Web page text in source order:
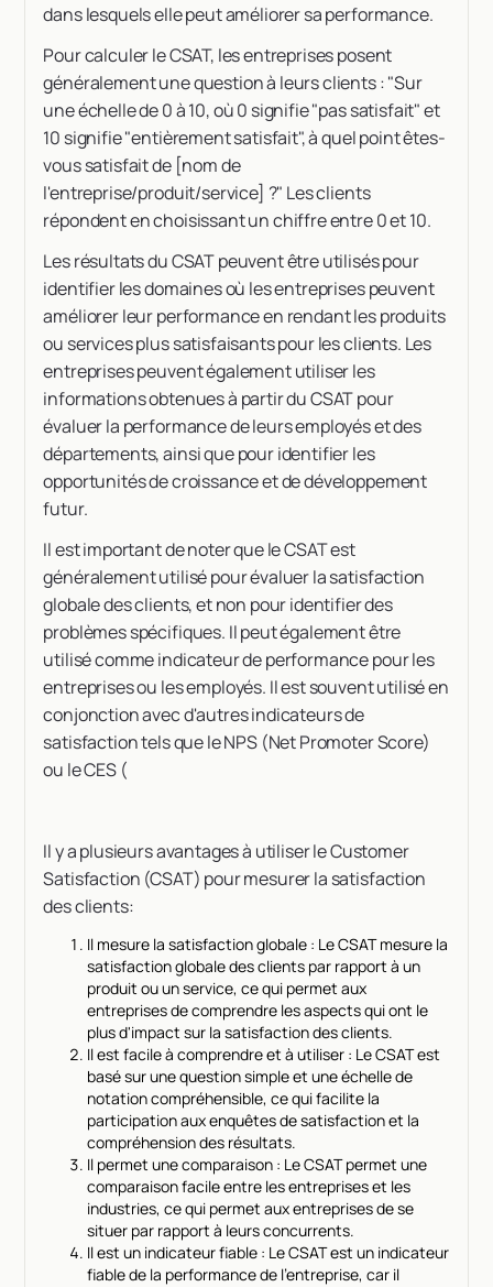
dans lesquels elle peut améliorer sa performance.
Pour calculer le CSAT, les entreprises posent
généralement une question à leurs clients : "Sur
une échelle de 0 à 10, où 0 signifie "pas satisfait" et
10 signifie "entièrement satisfait", à quel point êtes-
vous satisfait de [nom de
l'entreprise/produit/service] ?" Les clients
répondent en choisissant un chiffre entre 0 et 10.
Les résultats du CSAT peuvent être utilisés pour
identifier les domaines où les entreprises peuvent
améliorer leur performance en rendant les produits
ou services plus satisfaisants pour les clients. Les
entreprises peuvent également utiliser les
informations obtenues à partir du CSAT pour
évaluer la performance de leurs employés et des
départements, ainsi que pour identifier les
opportunités de croissance et de développement
futur.
Il est important de noter que le CSAT est
généralement utilisé pour évaluer la satisfaction
globale des clients, et non pour identifier des
problèmes spécifiques. Il peut également être
utilisé comme indicateur de performance pour les
entreprises ou les employés. Il est souvent utilisé en
conjonction avec d'autres indicateurs de
satisfaction tels que le NPS (Net Promoter Score)
ou le CES (
Il y a plusieurs avantages à utiliser le Customer
Satisfaction (CSAT) pour mesurer la satisfaction
des clients:
Il mesure la satisfaction globale : Le CSAT mesure la
satisfaction globale des clients par rapport à un
produit ou un service, ce qui permet aux
entreprises de comprendre les aspects qui ont le
plus d'impact sur la satisfaction des clients.
Il est facile à comprendre et à utiliser : Le CSAT est
basé sur une question simple et une échelle de
notation compréhensible, ce qui facilite la
participation aux enquêtes de satisfaction et la
compréhension des résultats.
Il permet une comparaison : Le CSAT permet une
comparaison facile entre les entreprises et les
industries, ce qui permet aux entreprises de se
situer par rapport à leurs concurrents.
Il est un indicateur fiable : Le CSAT est un indicateur
fiable de la performance de l'entreprise, car il